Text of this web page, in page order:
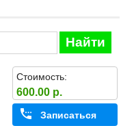
Найти
Стоимость:
600.00 р.
Записаться